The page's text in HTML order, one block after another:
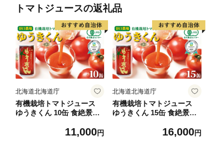
トマトジュースの返礼品
北海道北海道庁
有機栽培トマトジュース
ゆうきくん 10缶 食絶景北
ド2023 トマト ジュース 飲
11,000円
北海道北海道庁
有機栽培トマトジュース
ゆうきくん 15缶 食絶景北
ド2023優秀賞 トマト ジュ
16,000円